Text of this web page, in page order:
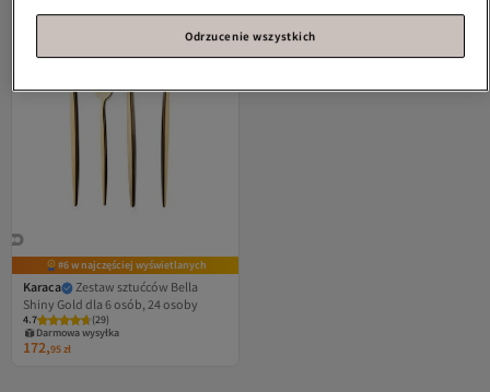
#6 w najczęściej wyświetlanych
Karaca
Zestaw sztućców Bella
Shiny Gold dla 6 osób, 24 osoby
4.7 (29)
Darmowa wysyłka
172,95zł
Odrzucenie wszystkich